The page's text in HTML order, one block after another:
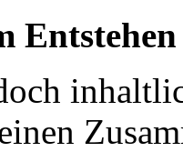
Entstehen